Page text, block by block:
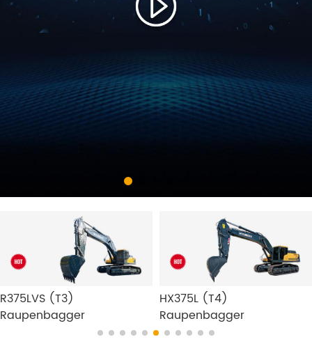
R375LVS (T3)
Raupenbagger
HX375L (T4)
Raupenbagger